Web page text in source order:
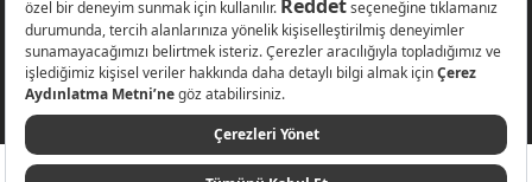
Websitesinde kullanılan bazı görseller yapay zekâ (AI) ile üretilmiştir.
Karaca.com © 2026 - Karaca Züccaciye A.Ş. Tüm hakları saklıdır.